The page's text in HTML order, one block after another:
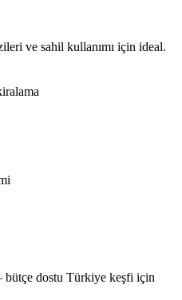
ve sahil kullanımı için ideal.
bütçe dostu Türkiye keşfi için